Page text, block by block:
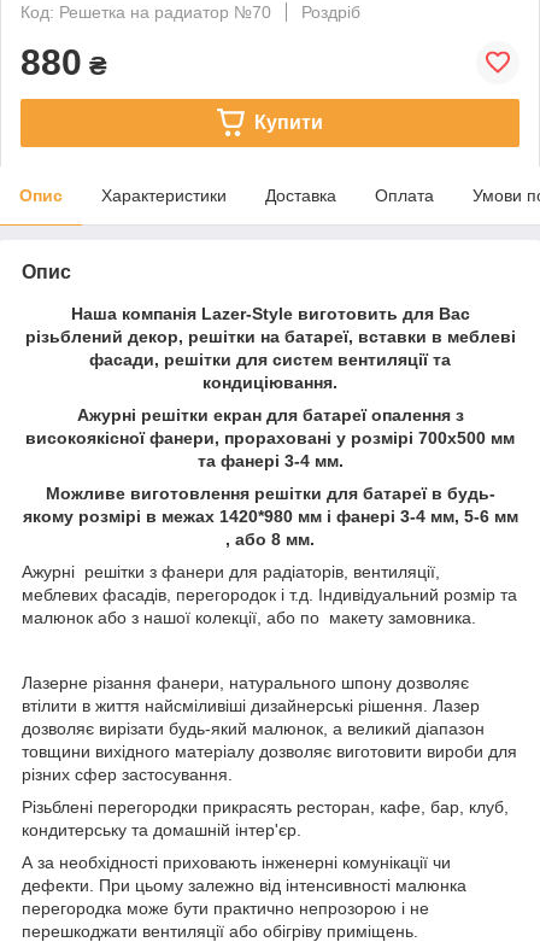
Код: Решетка на радиатор №70
Роздріб
880 ₴
Купити
Опис Характеристики Доставка Оплата Умови
Опис
Наша компанія Lazer-Style виготовить для Вас
різьблений декор, решітки на батареї, вставки в меблеві
фасади, решітки для систем вентиляції та
кондиціювання.
Ажурні решітки екран для батареї опалення з
високоякісної фанери, прораховані у розмірі 700х500 мм
та фанері 3-4 мм.
Можливе виготовлення решітки для батареї в будь-
якому розмірі в межах 1420*980 мм і фанері 3-4 мм, 5-6 мм
, або 8 мм.
Ажурні решітки з фанери для радіаторів, вентиляції,
меблевих фасадів, перегородок і т.д. Індивідуальний розмір та
малюнок або з нашої колекції, або по макету замовника.
Лазерне різання фанери, натурального шпону дозволяє
втілити в життя найсміливіші дизайнерські рішення. Лазер
дозволяє вирізати будь-який малюнок, а великий діапазон
товщини вихідного матеріалу дозволяє виготовити вироби для
різних сфер застосування.
Різьблені перегородки прикрасять ресторан, кафе, бар, клуб,
кондитерську та домашній інтер'єр.
А за необхідності приховають інженерні комунікації чи
дефекти. При цьому залежно від інтенсивності малюнка
перегородка може бути практично непрозорою і не
перешкоджати вентиляції або обігріву приміщень.